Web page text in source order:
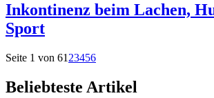
Inkontinenz beim Lachen,
Sport
Seite 1 von 61 23456
Beliebteste Artikel